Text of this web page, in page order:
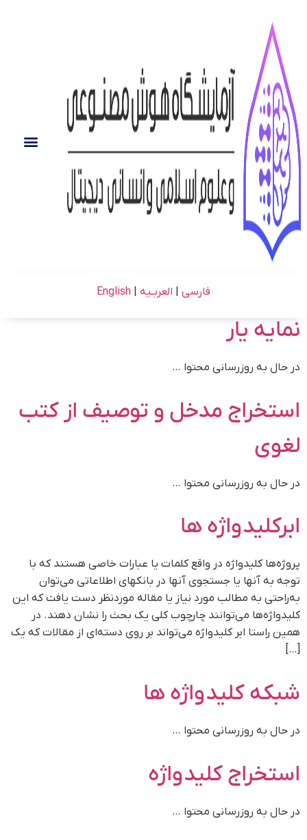
فارسی العربـیه English
نمایه یار​
در حال به روزرسانی محتوا …
استخراج مدخل و توصیف از کتب
لغوی
در حال به روزرسانی محتوا …
ابرکلیدواژه ها​
پروژه‌ها کلیدواژه در واقع کلمات یا عبارات خاصی هستند که با
توجه به آنها یا جستجوی آنها در بانکهای اطلاعاتی می‌توان
به‌راحتی به مطالب مورد نیاز یا مقاله موردنظر دست یافت که این
کلیدواژه‌ها می‌توانند چارچوب کلی یک بحث را نشان دهند. در
همین راستا ابر کلیدواژه می‌تواند بر روی دسته‌ای از مقالات که یک
[…]
شبکه کلیدواژه ها​
در حال به روزرسانی محتوا …
استخراج کلیدواژه​
در حال به روزرسانی محتوا …